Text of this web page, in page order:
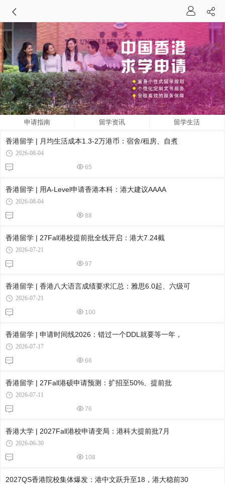
申请指南 留学资讯 留学生活
香港留学 | 月均生活成本1.3-2万港币：宿舍/租房、自煮
2026-08-04
65
香港留学 | 用A-Level申请香港本科：港大建议AAAA
2026-08-04
88
香港留学 | 27Fall港校提前批全线开启：港大7.24截
2026-07-21
97
香港留学 | 香港八大语言成绩要求汇总：雅思6.0起、六级可
2026-07-21
100
香港留学 | 申请时间线2026：错过一个DDL就要等一年，
2026-07-17
66
香港留学 | 27Fall港硕申请预测：扩招至50%、提前批
2026-07-11
76
香港大学 | 2027Fall港校申请变局：港科大提前批7月
2026-06-30
108
2027QS香港院校集体爆发：港中文跃升至18，港大稳前30